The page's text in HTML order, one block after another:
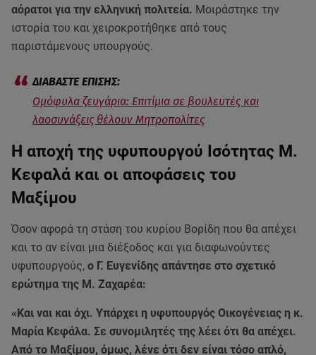
αόρατοι για την ελληνική πολιτεία. Μοιράστηκε την
ιστορία του και χειροκροτήθηκε από τους
παριστάμενους υπουργούς.
Ομόφυλα ζευγάρια: Επιτίμια σε βουλευτές και
λαοσυνάξεις θέλουν Μητροπολίτες
Η αποχή της υφυπουργού Ισότητας Μ.
Κεφαλά και οι αποφάσεις του
Μαξίμου
Όσον αφορά τη στάση του κυρίου Βορίδη που θα απέχει
και το αν είναι μια διέξοδος και για διαφωνούντες
υφυπουργούς, ο Γ. Ευγενίδης απάντησε στο σχετικό
ερώτημα της Μ. Ζαχαρέα:
«Και ναι και όχι. Υπάρχει η υφυπουργός Οικογένειας η κ.
Μαρία Κεφάλα. Σε συνομιλητές της λέει ότι θα απέχει.
Από το Μαξίμου, όμως, λένε ότι δεν είναι τόσο απλό,